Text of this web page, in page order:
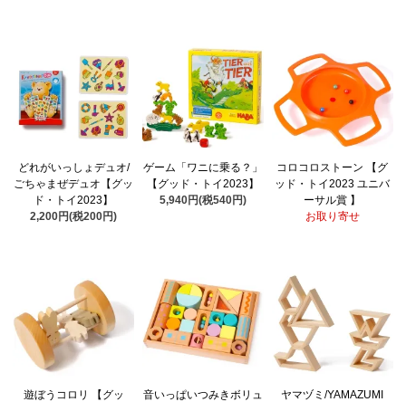
どれがいっしょデュオ/
ごちゃまぜデュオ【グッ
ド・トイ2023】
2,200円(税200円)
ゲーム「ワニに乗る？」
【グッド・トイ2023】
5,940円(税540円)
コロコロストーン 【グ
ッド・トイ2023 ユニバ
ーサル賞 】
お取り寄せ
遊ぼうコロリ 【グッ
音いっぱいつみきボリュ
ヤマヅミ/YAMAZUMI